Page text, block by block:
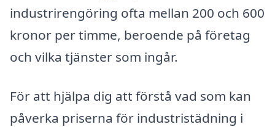
industrirengöring ofta mellan 200 och 600
kronor per timme, beroende på företag
och vilka tjänster som ingår.
För att hjälpa dig att förstå vad som kan
påverka priserna för industristädning i